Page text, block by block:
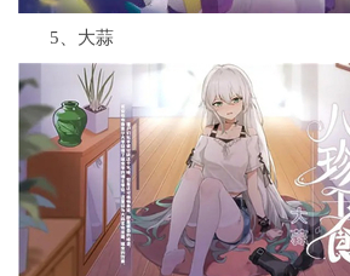
5、大蒜